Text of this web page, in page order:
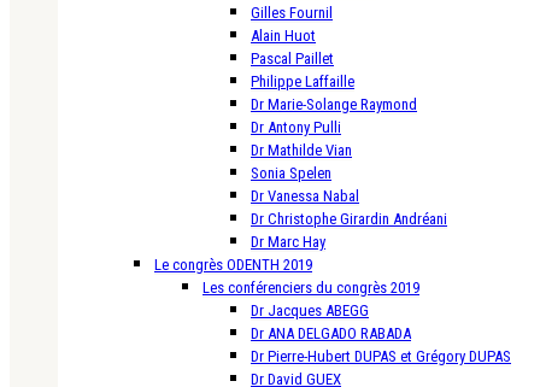
Gilles Fournil
Alain Huot
Pascal Paillet
Philippe Laffaille
Dr Marie-Solange Raymond
Dr Antony Pulli
Dr Mathilde Vian
Sonia Spelen
Dr Vanessa Nabal
Dr Christophe Girardin Andréani
Dr Marc Hay
Le congrès ODENTH 2019
Les conférenciers du congrès 2019
Dr Jacques ABEGG
Dr ANA DELGADO RABADA
Dr Pierre-Hubert DUPAS et Grégory DUPAS
Dr David GUEX